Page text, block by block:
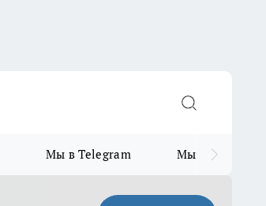
Мы в Telegram Мы в MAX